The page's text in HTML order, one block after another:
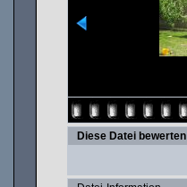
Diese Datei bewerten